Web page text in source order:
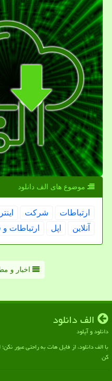
موضوع های الف دانلود
ارتباطات شركت
آنلاین
اپل ارتباطات
اخبار و
الف دانلود
دانلود و آپلود
با الف دانلود، از فایل هات به راحتی عبور
کن